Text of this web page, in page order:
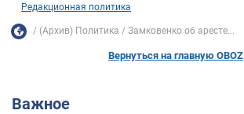
Редакционная политика
(Архив) Политика Замковенко об аресте...
Вернуться на главную OBOZ
Важное